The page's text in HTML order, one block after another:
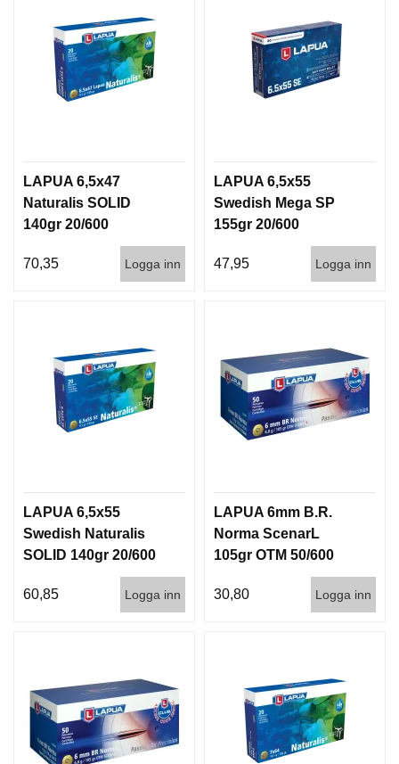
LAPUA 6,5x47
Naturalis SOLID
140gr 20/600
70,35 Logga inn
LAPUA 6,5x55
Swedish Mega SP
155gr 20/600
47,95 Logga inn
LAPUA 6,5x55
Swedish Naturalis
SOLID 140gr 20/600
60,85 Logga inn
LAPUA 6mm B.R.
Norma ScenarL
105gr OTM 50/600
30,80 Logga inn